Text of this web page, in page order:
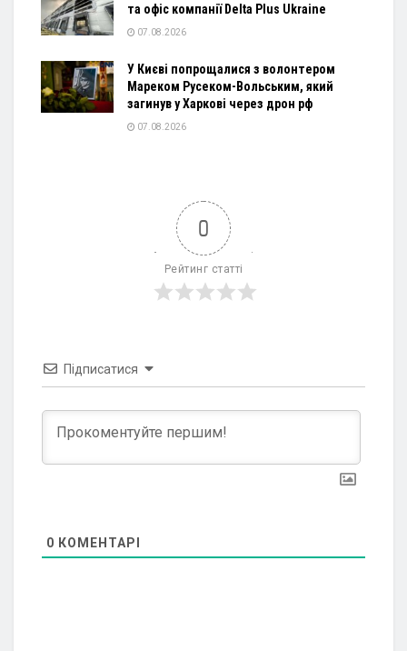
та офіс компанії Delta Plus Ukraine
07.08.2026
У Києві попрощалися з волонтером
Мареком Русеком-Вольським, який
загинув у Харкові через дрон рф
07.08.2026
0
Рейтинг статті
Підписатися
0 КОМЕНТАРІ